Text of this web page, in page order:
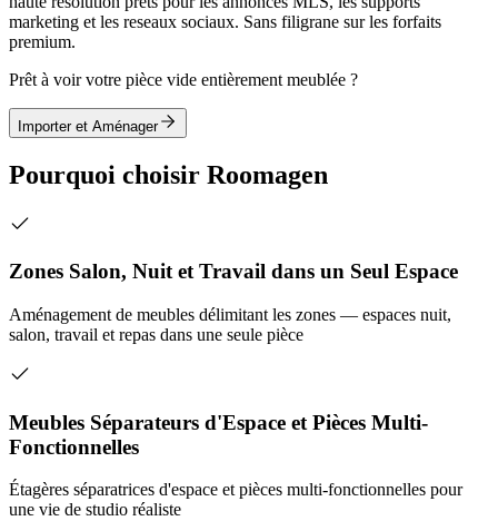
marketing et les reseaux sociaux. Sans filigrane sur les forfaits
premium.
Prêt à voir votre pièce vide entièrement meublée ?
Importer et Aménager
Pourquoi choisir Roomagen
Zones Salon, Nuit et Travail dans un Seul Espace
Aménagement de meubles délimitant les zones — espaces nuit,
salon, travail et repas dans une seule pièce
Meubles Séparateurs d'Espace et Pièces Multi-
Fonctionnelles
Étagères séparatrices d'espace et pièces multi-fonctionnelles pour
une vie de studio réaliste